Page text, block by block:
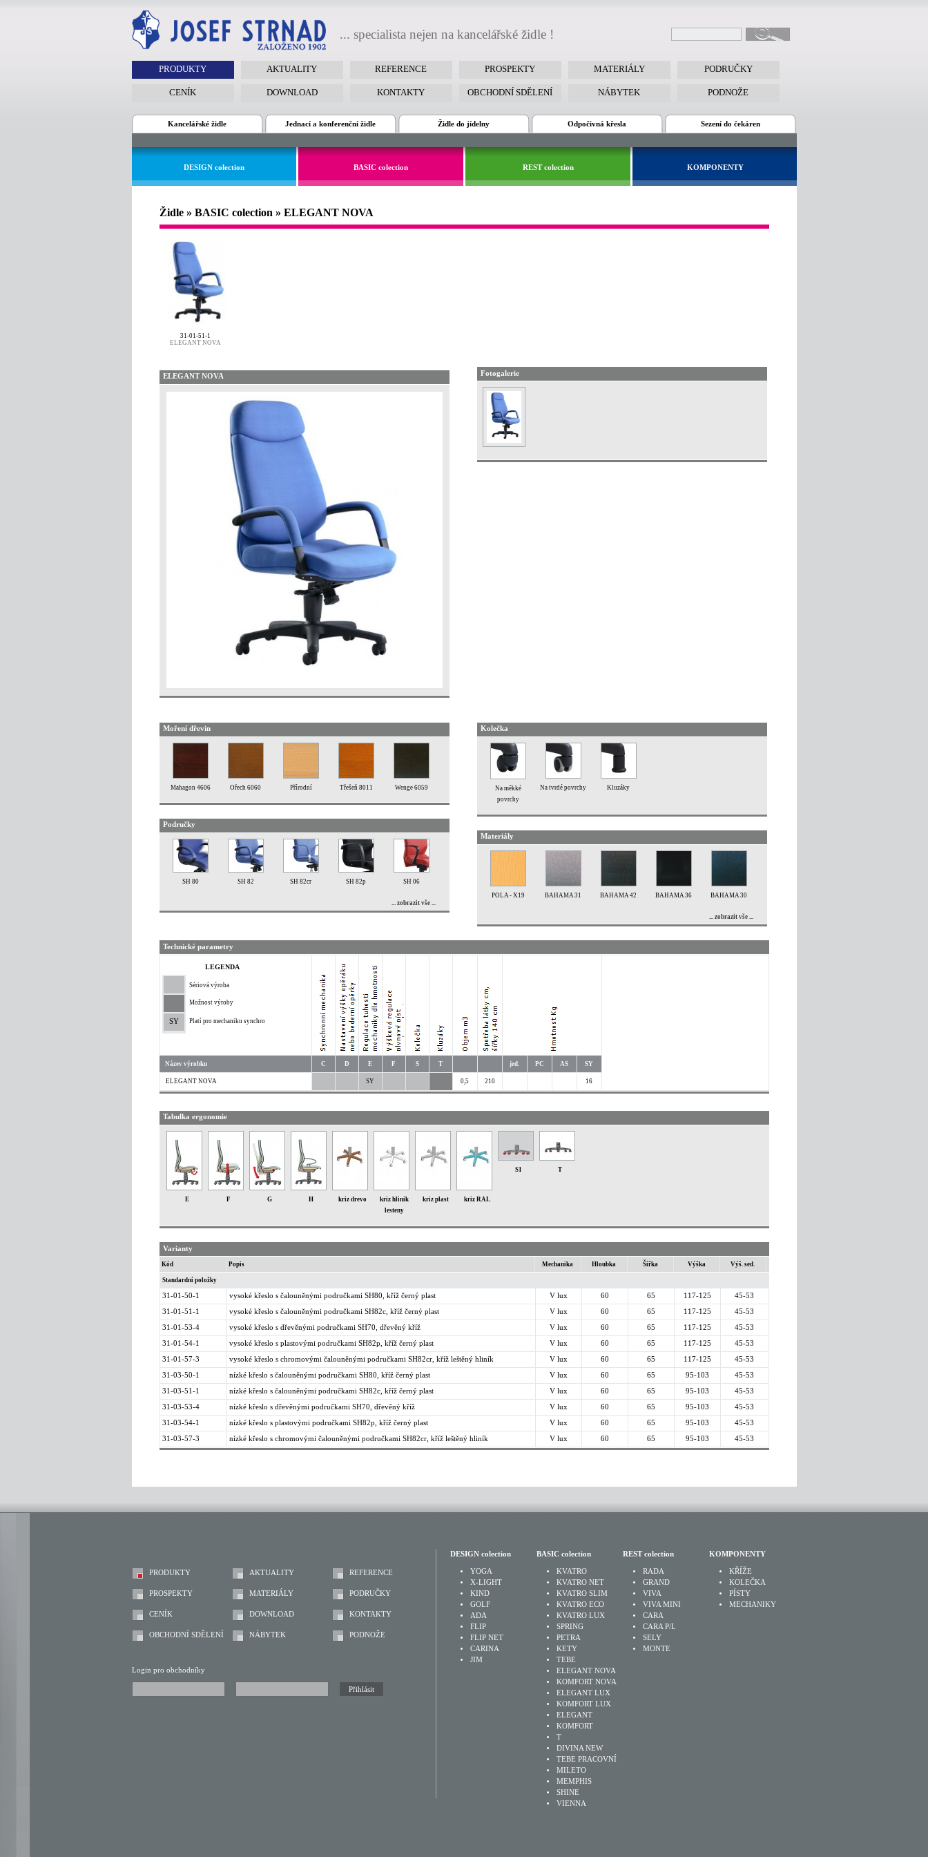
... specialista nejen na kancelářské židle !
PRODUKTY AKTUALITY REFERENCE PROSPEKTY MATERIÁLY PODRUČKY
CENÍK DOWNLOAD KONTAKTY OBCHODNÍ SDĚLENÍ NÁBYTEK PODNOŽE
Kancelářské židle Jednací a konferenční židle Židle do jídelny Odpočivná křesla Sezení do čekáren
DESIGN colection BASIC colection REST colection KOMPONENTY
Židle » BASIC colection » ELEGANT NOVA
31-01-51-1
ELEGANT NOVA
ELEGANT NOVA Fotogalerie
Moření dřevin
Mahagon 4606 Ořech 6060 Přírodní Třešeň 8011 Wenge 6059
Područky
SH 80 SH 82 SH 82cr SH 82p SH 06
... zobrazit vše ...
Kolečka
Na měkké
povrchy
Na tvrdé povrchy Kluzáky
Materiály
POLA - X19 BAHAMA 31 BAHAMA 42 BAHAMA 36 BAHAMA 30
... zobrazit vše ...
Technické parametry
LEGENDA
SY
Sériová výroba
Možnost výroby
Platí pro mechaniku synchro
Název výrobku C D E F S T jed. PC AS SY
ELEGANT NOVA SY 0,5 210 16
Tabulka ergonomie
E F G H kriz drevo
kriz hlinik
lesteny
kriz plast kriz RAL
S1 T
Varianty
Kód Popis Mechanika Hloubka Šířka Výška Výš. sed.
Standardní položky
31-01-50-1 vysoké křeslo s čalouněnými područkami SH80, kříž černý plast V lux 60 65 117-125 45-53
31-01-51-1 vysoké křeslo s čalouněnými područkami SH82c, kříž černý plast V lux 60 65 117-125 45-53
31-01-53-4 vysoké křeslo s dřevěnými područkami SH70, dřevěný kříž V lux 60 65 117-125 45-53
31-01-54-1 vysoké křeslo s plastovými područkami SH82p, kříž černý plast V lux 60 65 117-125 45-53
31-01-57-3 vysoké křeslo s chromovými čalouněnými područkami SH82cr, kříž leštěný hliník V lux 60 65 117-125 45-53
31-03-50-1 nízké křeslo s čalouněnými područkami SH80, kříž černý plast V lux 60 65 95-103 45-53
31-03-51-1 nízké křeslo s čalouněnými područkami SH82c, kříž černý plast V lux 60 65 95-103 45-53
31-03-53-4 nízké křeslo s dřevěnými područkami SH70, dřevěný kříž V lux 60 65 95-103 45-53
31-03-54-1 nízké křeslo s plastovými područkami SH82p, kříž černý plast V lux 60 65 95-103 45-53
31-03-57-3 nízké křeslo s chromovými čalouněnými područkami SH82cr, kříž leštěný hliník V lux 60 65 95-103 45-53
PRODUKTY AKTUALITY REFERENCE
PROSPEKTY MATERIÁLY PODRUČKY
CENÍK DOWNLOAD KONTAKTY
OBCHODNÍ SDĚLENÍ NÁBYTEK PODNOŽE
Login pro obchodníky
DESIGN colection
YOGA
X-LIGHT
KIND
GOLF
ADA
FLIP
FLIP NET
CARINA
JIM
BASIC colection
KVATRO
KVATRO NET
KVATRO SLIM
KVATRO ECO
KVATRO LUX
SPRING
PETRA
KETY
TEBE
ELEGANT NOVA
KOMFORT NOVA
ELEGANT LUX
KOMFORT LUX
ELEGANT
KOMFORT
T
DIVINA NEW
TEBE PRACOVNÍ
MILETO
MEMPHIS
SHINE
VIENNA
REST colection
RADA
GRAND
VIVA
VIVA MINI
CARA
CARA P/L
SELY
MONTE
KOMPONENTY
KŘÍŽE
KOLEČKA
PÍSTY
MECHANIKY